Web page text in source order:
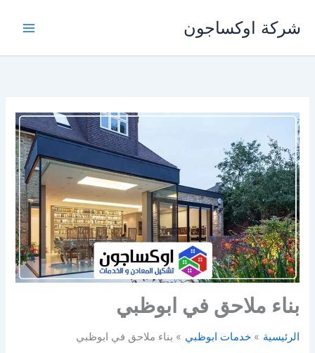
المحتوى
شركة اوكساجون
بناء ملاحق في ابوظبي
الرئيسية خدمات ابوظبي بناء ملاحق في ابوظبي